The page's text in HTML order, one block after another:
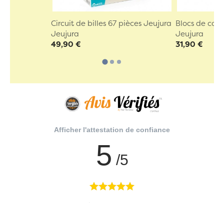
Circuit de billes 67 pièces Jeujura
Jeujura
49,90 €
Blocs de
Jeujura
31,90 €
Afficher l'attestation de confiance
5 /5